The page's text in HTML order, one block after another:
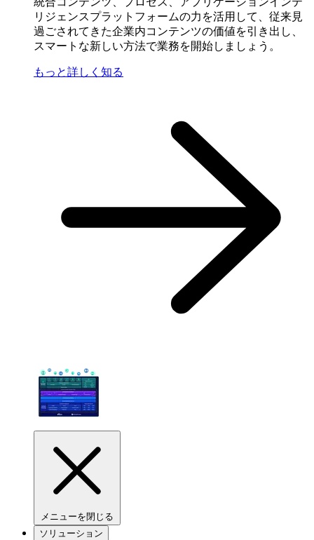
リジェンスプラットフォームの力を活用して、従来見
過ごされてきた企業内コンテンツの価値を引き出し、
スマートな新しい方法で業務を開始しましょう。
もっと詳しく知る
メニューを閉じる
ソリューション